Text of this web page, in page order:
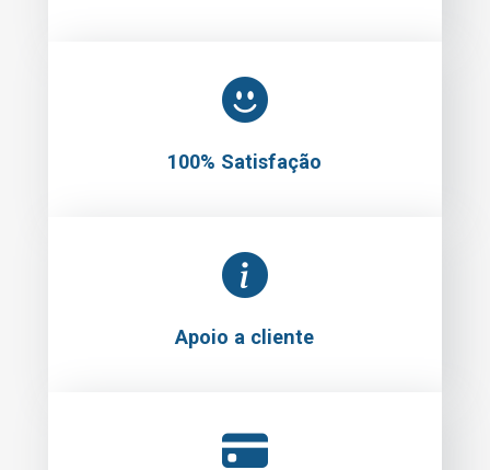
100% Satisfação
Apoio a cliente